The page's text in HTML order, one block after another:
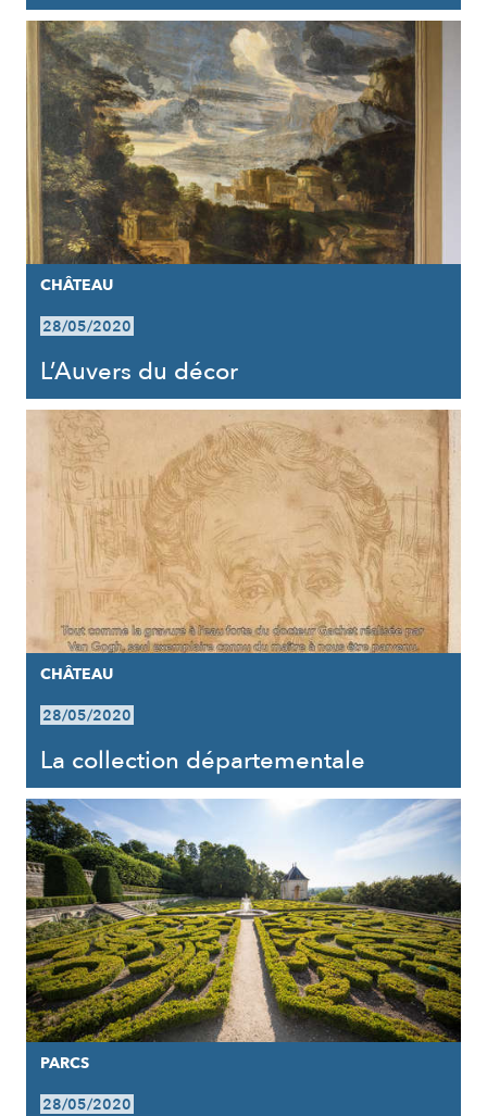
CHÂTEAU
28/05/2020
L’Auvers du décor
CHÂTEAU
28/05/2020
La collection départementale
PARCS
28/05/2020